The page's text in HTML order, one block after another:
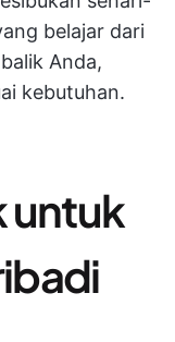
belajar dari
Anda,
kebutuhan.
untuk